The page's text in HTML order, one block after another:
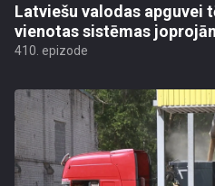
Latviešu valodas apguvei
vienotas sistēmas
410. epizode